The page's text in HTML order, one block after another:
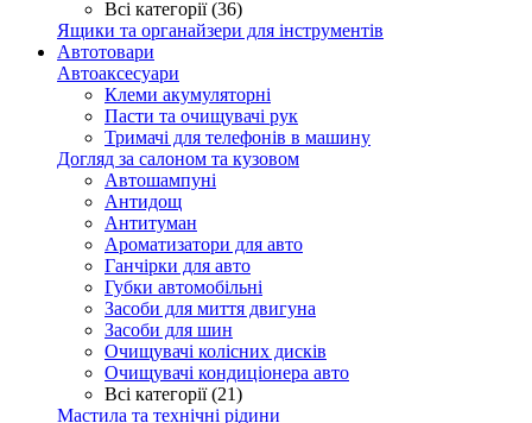
Всі категорії (36)
Ящики та органайзери для інструментів
Автотовари
Автоаксесуари
Клеми акумуляторні
Пасти та очищувачі рук
Тримачі для телефонів в машину
Догляд за салоном та кузовом
Автошампуні
Антидощ
Антитуман
Ароматизатори для авто
Ганчірки для авто
Губки автомобільні
Засоби для миття двигуна
Засоби для шин
Очищувачі колісних дисків
Очищувачі кондиціонера авто
Всі категорії (21)
Мастила та технічні рідини